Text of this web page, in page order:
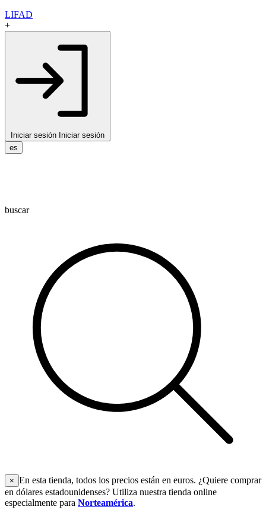
LIFAD
+
Iniciar sesión Iniciar sesión
es
buscar
× En esta tienda, todos los precios están en euros. ¿Quiere comprar
en dólares estadounidenses? Utiliza nuestra tienda online
especialmente para Norteamérica.